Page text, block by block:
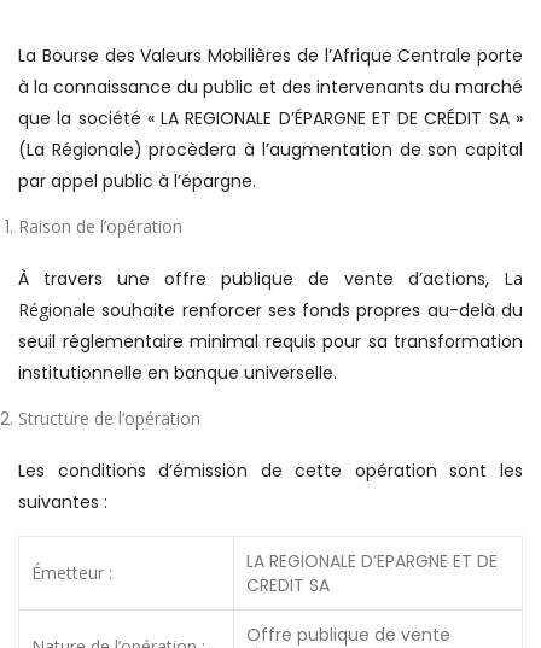
La Bourse des Valeurs Mobilières de l’Afrique Centrale porte
à la connaissance du public et des intervenants du marché
que la société « LA REGIONALE D’ÉPARGNE ET DE CRÉDIT SA »
(La Régionale) procèdera à l’augmentation de son capital
par appel public à l’épargne.
Raison de l’opération
À travers une offre publique de vente d’actions, La
Régionale souhaite renforcer ses fonds propres au-delà du
seuil réglementaire minimal requis pour sa transformation
institutionnelle en banque universelle.
Structure de l’opération
Les conditions d’émission de cette opération sont les
suivantes :
Émetteur :
LA REGIONALE D’EPARGNE ET DE
CREDIT SA
Offre publique de vente